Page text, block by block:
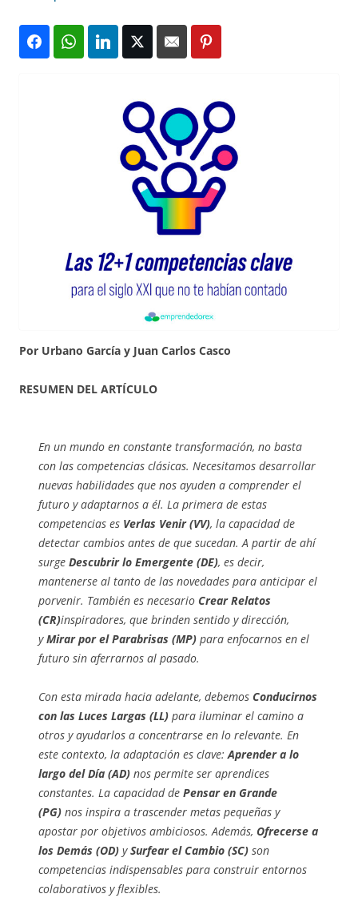
Por Urbano García y Juan Carlos Casco
RESUMEN DEL ARTÍCULO
En un mundo en constante transformación, no basta
con las competencias clásicas. Necesitamos desarrollar
nuevas habilidades que nos ayuden a comprender el
futuro y adaptarnos a él. La primera de estas
competencias es Verlas Venir (VV), la capacidad de
detectar cambios antes de que sucedan. A partir de ahí
surge Descubrir lo Emergente (DE), es decir,
mantenerse al tanto de las novedades para anticipar el
porvenir. También es necesario Crear Relatos
(CR)inspiradores, que brinden sentido y dirección,
yMirar por el Parabrisas (MP) para enfocarnos en el
futuro sin aferrarnos al pasado.
Con esta mirada hacia adelante, debemos Conducirnos
con las Luces Largas (LL) para iluminar el camino a
otros y ayudarlos a concentrarse en lo relevante. En
este contexto, la adaptación es clave:Aprender a lo
largo del Día (AD) nos permite ser aprendices
constantes. La capacidad de Pensar en Grande
(PG) nos inspira a trascender metas pequeñas y
apostar por objetivos ambiciosos. Además, Ofrecerse a
los Demás (OD) ySurfear el Cambio (SC) son
competencias indispensables para construir entornos
colaborativos y flexibles.